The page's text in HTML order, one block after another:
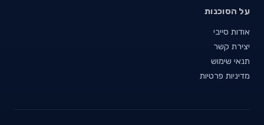
על הסוכנות
אודות סייבי
יצירת קשר
תנאי שימוש
מדיניות פרטיות